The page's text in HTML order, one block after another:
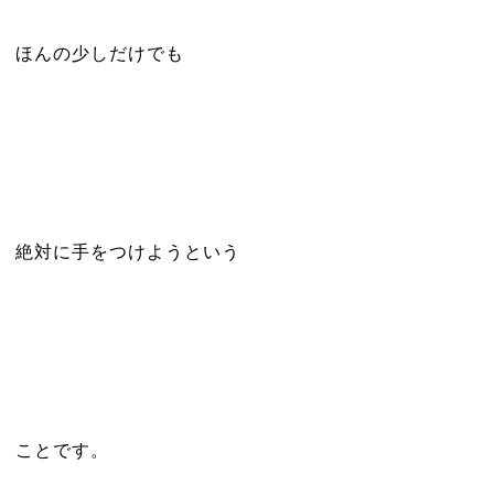
ほんの少しだけでも
絶対に手をつけようという
ことです。